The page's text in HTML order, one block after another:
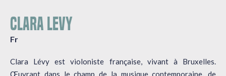
CLARA LEVY
Fr
Clara Lévy est violoniste française, vivant à Bruxelles.
Œuvrant dans le champ de la musique contemporaine, de